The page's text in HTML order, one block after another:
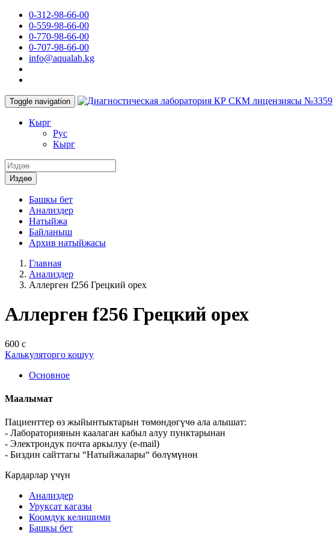
0-312-98-66-00
0-559-98-66-00
0-770-98-66-00
0-707-98-66-00
info@aqualab.kg
Toggle navigation КР СКМ лицензиясы №3359
Кырг
Руc
Кырг
Издөө
Башкы бет
Анализдер
Натыйжа
Байланыш
Архив натыйжасы
Главная
Анализдер
Аллерген f256 Грецкий орех
Аллерген f256 Грецкий орех
600 с
Калькуляторго кошуу
Основное
Маалымат
Пациенттер өз жыйынтыктарын төмөндөгүчө ала алышат:
- Лабораториянын каалаган кабыл алуу пунктарынан
- Электрондук почта аркылуу (e-mail)
- Биздин сайттагы “Натыйжалары“ бөлүмүнөн
Кардарлар үчүн
Анализдер
Уруксат кагазы
Коомдук келишими
Башкы бет